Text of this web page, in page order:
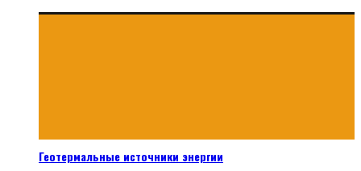
Геотермальные источники энергии